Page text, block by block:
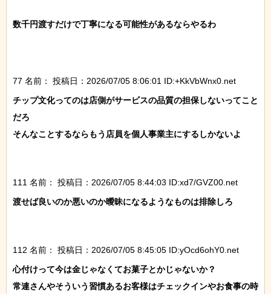
数千円渡すだけで丁寧になる可能性があるならやるわ
77 名前：
投稿日：2026/07/05 8:06:01 ID:+KkVbWnx0.net
チップ文化ってのは店側がサービスの品質の担保しないってこと
だろ
そんなことするならもう店員を個人事業主にするしかないよ
111 名前：
投稿日：2026/07/05 8:44:03 ID:xd7/GVZ00.net
渡せば良いのか悪いのか曖昧になるようなものは排除しろ
112 名前：
投稿日：2026/07/05 8:45:05 ID:yOcd6ohY0.net
心付けって今は金じゃなくてお菓子とかじゃないか？
常連さんやそういう習慣あるお客様はチェックインやお食事の時